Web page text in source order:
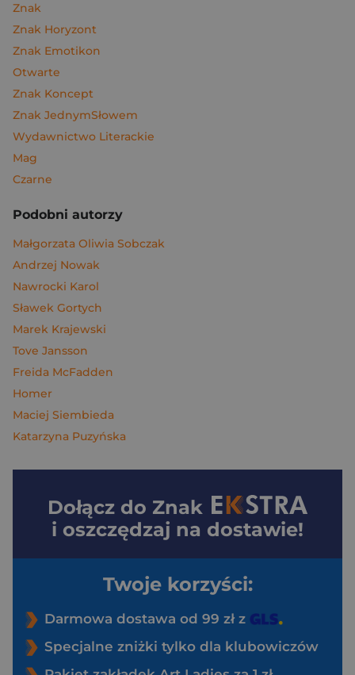
Znak
Znak Horyzont
Znak Emotikon
Otwarte
Znak Koncept
Znak JednymSłowem
Wydawnictwo Literackie
Mag
Czarne
Podobni autorzy
Małgorzata Oliwia Sobczak
Andrzej Nowak
Nawrocki Karol
Sławek Gortych
Marek Krajewski
Tove Jansson
Freida McFadden
Homer
Maciej Siembieda
Katarzyna Puzyńska
Dołącz do Znak
i oszczędzaj na dostawie!
Twoje korzyści:
Darmowa dostawa od 99 zł z
Specjalne zniżki tylko dla klubowiczów